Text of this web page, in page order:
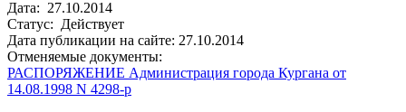
Дата: 27.10.2014
Статус: Действует
Дата публикации на сайте: 27.10.2014
Отменяемые документы:
РАСПОРЯЖЕНИЕ Администрация города Кургана от
14.08.1998 N 4298-р